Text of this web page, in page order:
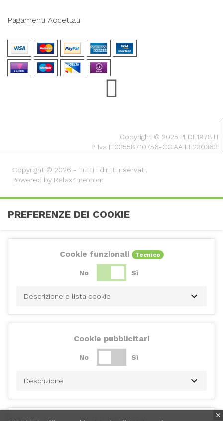
Pagamenti Accettati
Copyright © 2025 PEDE1978.IT
P. Iva IT03558710756-CCIAA LE230363
Copyright © 2026 - Tutti i diritti riservati.
Powered by Relax4me.com
PREFERENZE DEI COOKIE
Cookie funzionali Tecnico
No Sì
Descrizione e lista cookie
Cookie pubblicitari
No Sì
Descrizione